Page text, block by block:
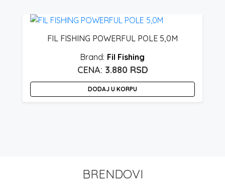
FIL FISHING POWERFUL POLE 5,0M
Fil Fishing
3.880 RSD
DODAJ U KORPU
BRENDOVI